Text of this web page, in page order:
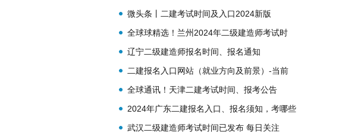
微头条丨二建考试时间及入口2024新版
全球球精选！兰州2024年二级建造师考试时
间、考试政策，培训机构有哪些
辽宁二级建造师报名时间、报名通知
二建报名入口网站（就业方向及前景）-当前
播报
全球通讯！天津二建考试时间、报考公告
（2024年批次），证书含金量高吗
2024年广东二建报名入口、报名须知，考哪些
内容_看热讯
武汉二级建造师考试时间已发布 每日关注